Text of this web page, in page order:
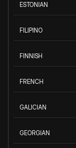
ESTONIAN
FILIPINO
FINNISH
FRENCH
GALICIAN
GEORGIAN